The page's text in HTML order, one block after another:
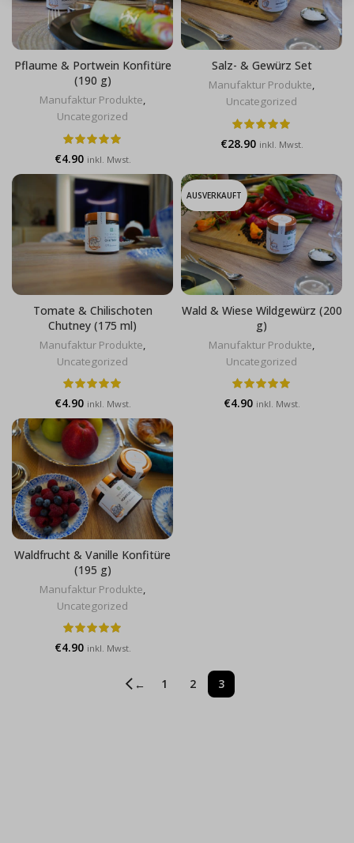
Pflaume & Portwein Konfitüre
(190 g)
Manufaktur Produkte,
Uncategorized
€4.90 inkl. Mwst.
Salz- & Gewürz Set
Manufaktur Produkte,
Uncategorized
€28.90 inkl. Mwst.
Tomate & Chilischoten
Chutney (175 ml)
Manufaktur Produkte,
Uncategorized
€4.90 inkl. Mwst.
AUSVERKAUFT
Wald & Wiese Wildgewürz (200
g)
Manufaktur Produkte,
Uncategorized
€4.90 inkl. Mwst.
Waldfrucht & Vanille Konfitüre
(195 g)
Manufaktur Produkte,
Uncategorized
€4.90 inkl. Mwst.
← 1 2 3